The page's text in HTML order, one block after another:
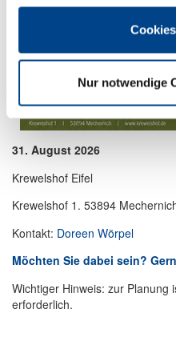
Nur notwendige
31. August 2026
Krewelshof Eifel
Krewelshof 1. 53894
Kontakt: Doreen Wörpel
Möchten Sie dabei sein?
Wichtiger Hinweis: zur Planung
erforderlich.